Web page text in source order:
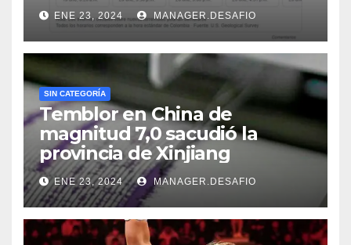
ENE 23, 2024 MANAGER.DESAFIO
SIN CATEGORÍA
Temblor en China de
magnitud 7,0 sacudió la
provincia de Xinjiang
ENE 23, 2024 MANAGER.DESAFIO